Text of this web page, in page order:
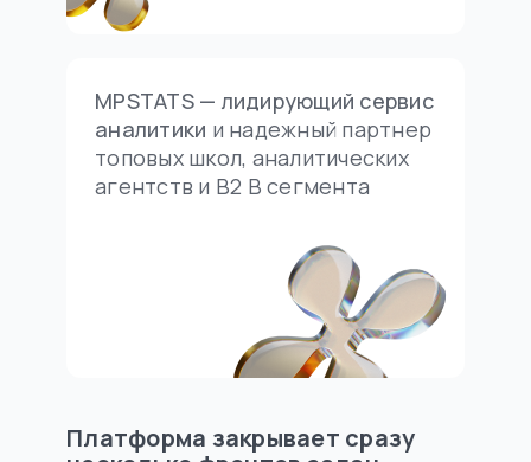
MPSTATS — лидирующий сервис
аналитики и надежный партнер
топовых школ, аналитических
агентств и B2 В сегмента
Платформа закрывает сразу